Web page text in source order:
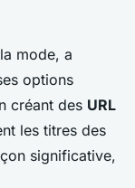
mode, a
options
créant des URL
les titres des
significative,